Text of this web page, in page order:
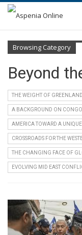
Browsing Category
Beyond
THE WEIGHT OF GREENLAND
A BACKGROUND ON CONGO
AMERICA TOWARD A
CROSSROADS FOR THE
THE CHANGING FACE OF
EVOLVING MID EAST